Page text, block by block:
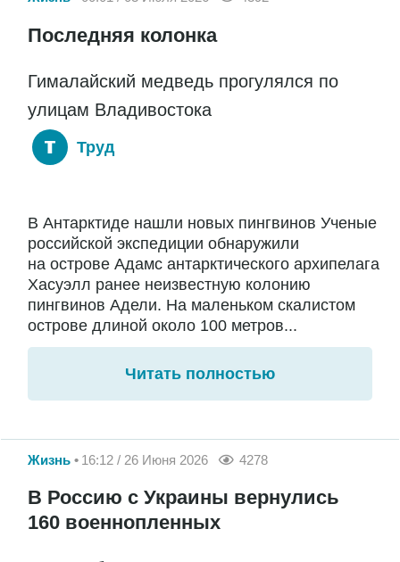
Последняя колонка
Гималайский медведь прогулялся по
улицам Владивостока
Труд
В Антарктиде нашли новых пингвинов Ученые
российской экспедиции обнаружили
на острове Адамс антарктического архипелага
Хасуэлл ранее неизвестную колонию
пингвинов Адели. На маленьком скалистом
острове длиной около 100 метров...
Читать полностью
Жизнь 16:12 / 26 Июня 2026 4278
В Россию с Украины вернулись
160 военнопленных